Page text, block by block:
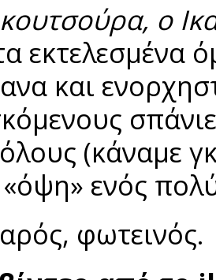
ο
εκτελεσμένα
και
(κάναμε
ενός
φωτεινός.